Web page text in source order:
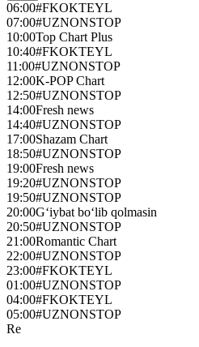
06:00#FKOKTEYL
07:00#UZNONSTOP
10:00Top Chart Plus
10:40#FKOKTEYL
11:00#UZNONSTOP
12:00K-POP Chart
12:50#UZNONSTOP
14:00Fresh news
14:40#UZNONSTOP
17:00Shazam Chart
18:50#UZNONSTOP
19:00Fresh news
19:20#UZNONSTOP
19:50#UZNONSTOP
20:00G‘iybat bo‘lib qolmasin
20:50#UZNONSTOP
21:00Romantic Chart
22:00#UZNONSTOP
23:00#FKOKTEYL
01:00#UZNONSTOP
04:00#FKOKTEYL
05:00#UZNONSTOP
Re